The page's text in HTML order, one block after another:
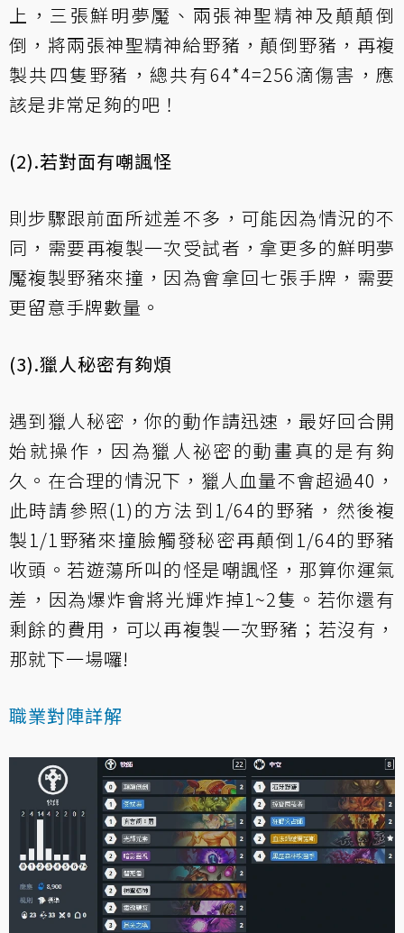
上，三張鮮明夢魘、兩張神聖精神及顛顛倒
倒，將兩張神聖精神給野豬，顛倒野豬，再複
製共四隻野豬，總共有64*4=256滴傷害，應
該是非常足夠的吧！
(2).若對面有嘲諷怪
則步驟跟前面所述差不多，可能因為情況的不
同，需要再複製一次受試者，拿更多的鮮明夢
魘複製野豬來撞，因為會拿回七張手牌，需要
更留意手牌數量。
(3).獵人秘密有夠煩
遇到獵人秘密，你的動作請迅速，最好回合開
始就操作，因為獵人祕密的動畫真的是有夠
久。在合理的情況下，獵人血量不會超過40，
此時請參照(1)的方法到1/64的野豬，然後複
製1/1野豬來撞臉觸發秘密再顛倒1/64的野豬
收頭。若遊蕩所叫的怪是嘲諷怪，那算你運氣
差，因為爆炸會將光輝炸掉1~2隻。若你還有
剩餘的費用，可以再複製一次野豬；若沒有，
那就下一場囉!
職業對陣詳解